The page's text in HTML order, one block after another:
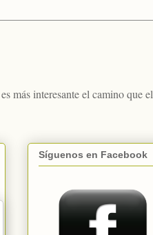
más interesante el camino que el
Síguenos en Facebook